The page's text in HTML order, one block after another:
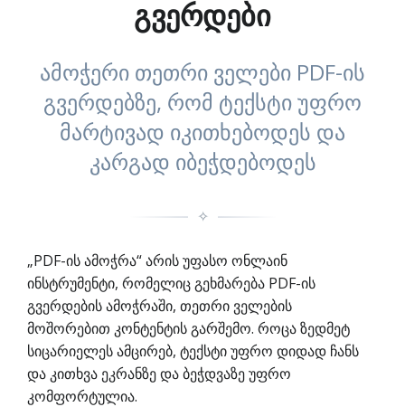
გვერდები
ამოჭერი თეთრი ველები PDF-ის
გვერდებზე, რომ ტექსტი უფრო
მარტივად იკითხებოდეს და
კარგად იბეჭდებოდეს
✧
„PDF-ის ამოჭრა“ არის უფასო ონლაინ
ინსტრუმენტი, რომელიც გეხმარება PDF-ის
გვერდების ამოჭრაში, თეთრი ველების
მოშორებით კონტენტის გარშემო. როცა ზედმეტ
სიცარიელეს ამცირებ, ტექსტი უფრო დიდად ჩანს
და კითხვა ეკრანზე და ბეჭდვაზე უფრო
კომფორტულია.